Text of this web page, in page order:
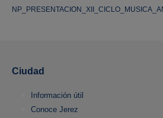
Ciudad
Información útil
Conoce Jerez